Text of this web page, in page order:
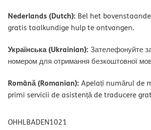
Nederlands (Dutch): Bel het
gratis taalkundige hulp te ontvangen.
Українська (Ukrainian): Зателефонуйте
номером для отримання безкоштовної
Română (Romanian): Apelați numărul de
primi servicii de asistență de traducere
OHHLBADEN1021